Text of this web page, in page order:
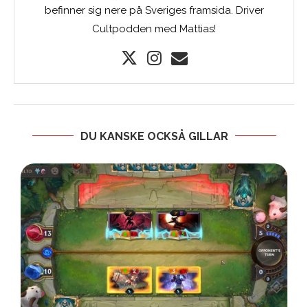
befinner sig nere på Sveriges framsida. Driver
Cultpodden med Mattias!
DU KANSKE OCKSÅ GILLAR